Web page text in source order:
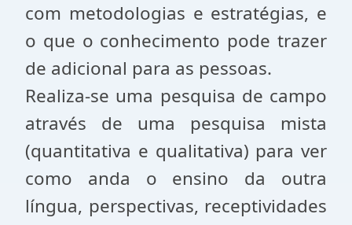
com metodologias e estratégias, e
o que o conhecimento pode trazer
de adicional para as pessoas.
Realiza-se uma pesquisa de campo
através de uma pesquisa mista
(quantitativa e qualitativa) para ver
como anda o ensino da outra
língua, perspectivas, receptividades